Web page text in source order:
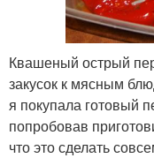
Квашеный острый
закусок к мясным
я покупала готовый
попробовав
что это сделать